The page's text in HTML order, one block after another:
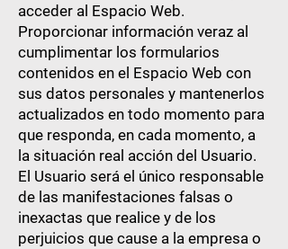
acceder al Espacio Web.
Proporcionar información veraz al
cumplimentar los formularios
contenidos en el Espacio Web con
sus datos personales y mantenerlos
actualizados en todo momento para
que responda, en cada momento, a
la situación real acción del Usuario.
El Usuario será el único responsable
de las manifestaciones falsas o
inexactas que realice y de los
perjuicios que cause a la empresa o